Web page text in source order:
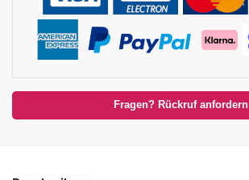
Fragen? Rückruf anfordern